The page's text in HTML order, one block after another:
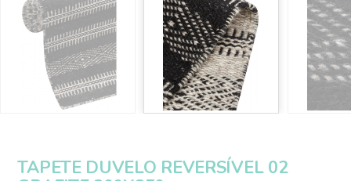
TAPETE DUVELO REVERSÍVEL 02